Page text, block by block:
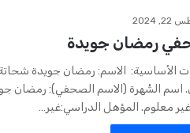
2024
رمضان جويدة
الأساسية: الاسم: رمضان جويدة
اسم الشُهرة (الاسم الصحفي): رمضان
معلوم. المؤهل الدراسي:غير…